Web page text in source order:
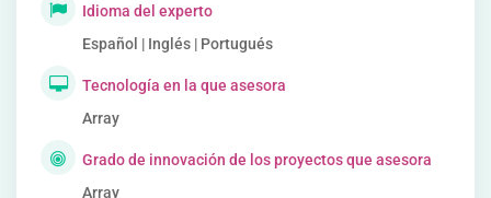
Idioma del experto
Español | Inglés | Portugués
Tecnología en la que asesora
Array
Grado de innovación de los proyectos que asesora
Array